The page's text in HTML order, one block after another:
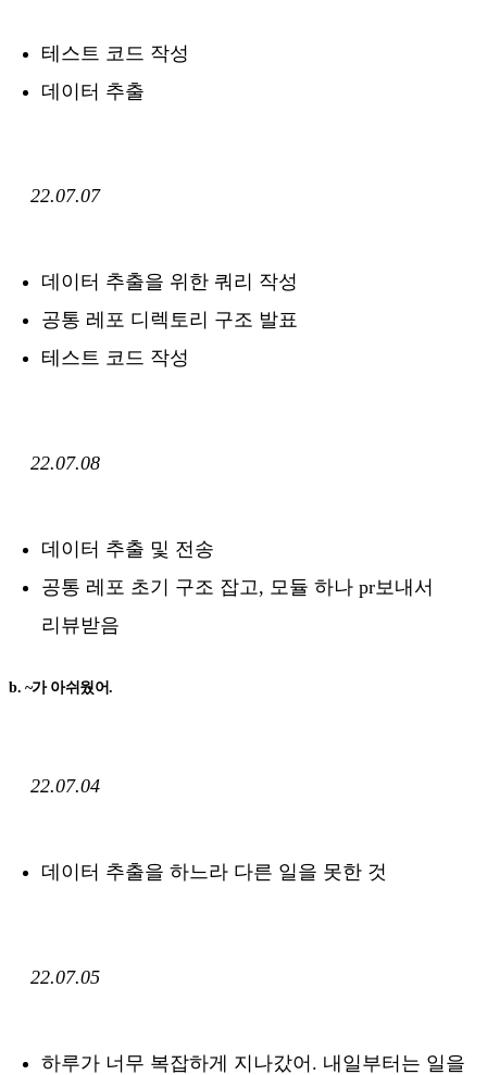
테스트 코드 작성
데이터 추출
22.07.07
데이터 추출을 위한 쿼리 작성
공통 레포 디렉토리 구조 발표
테스트 코드 작성
22.07.08
데이터 추출 및 전송
공통 레포 초기 구조 잡고, 모듈 하나 pr보내서
리뷰받음
b. ~가 아쉬웠어.
22.07.04
데이터 추출을 하느라 다른 일을 못한 것
22.07.05
하루가 너무 복잡하게 지나갔어. 내일부터는 일을